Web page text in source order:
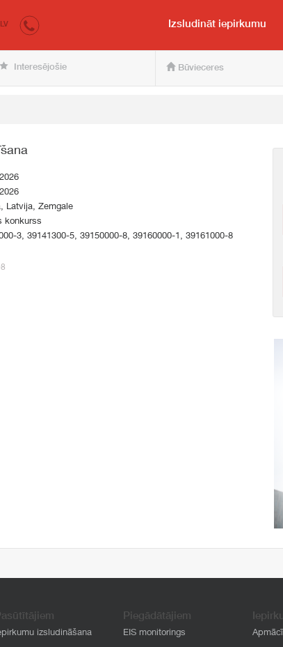
pircējam un pārdevējam
LV Izsludināt iepirkumu
Interesējošie Būvieceres
Latvija, Zemgale
konkurss
3, 39141300-5, 39150000-8, 39160000-1, 39161000-8
izsludināšana
Piegādātājiem
EIS monitorings